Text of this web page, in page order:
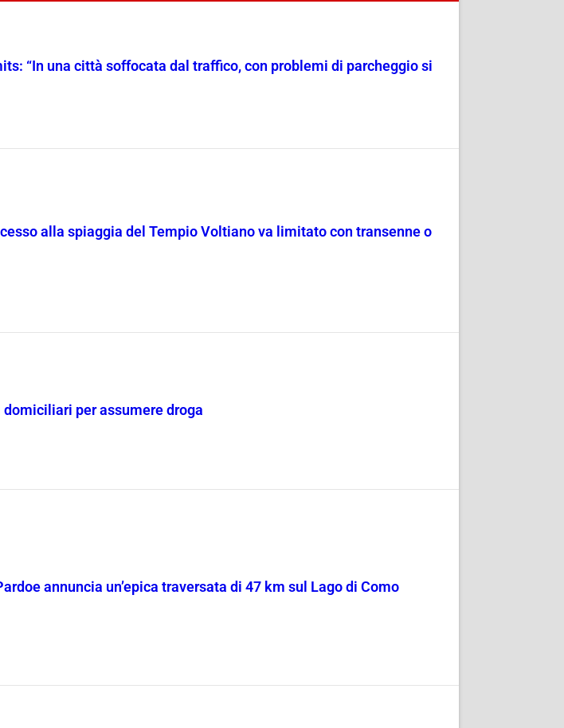
“In una città soffocata dal traffico, con problemi di parcheggio si
alla spiaggia del Tempio Voltiano va limitato con transenne o
per assumere droga
annuncia un’epica traversata di 47 km sul Lago di Como